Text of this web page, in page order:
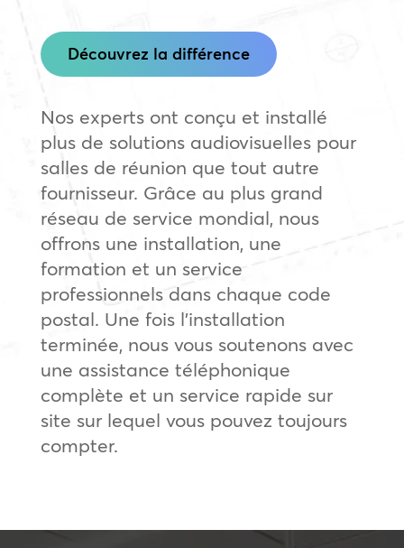
Découvrez la différence
Nos experts ont conçu et installé
plus de solutions audiovisuelles pour
salles de réunion que tout autre
fournisseur. Grâce au plus grand
réseau de service mondial, nous
offrons une installation, une
formation et un service
professionnels dans chaque code
postal. Une fois l’installation
terminée, nous vous soutenons avec
une assistance téléphonique
complète et un service rapide sur
site sur lequel vous pouvez toujours
compter.